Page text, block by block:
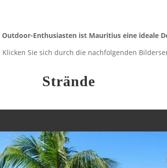
Outdoor-Enthusiasten ist Mauritius eine ideale
Klicken Sie sich durch die nachfolgenden
Strände